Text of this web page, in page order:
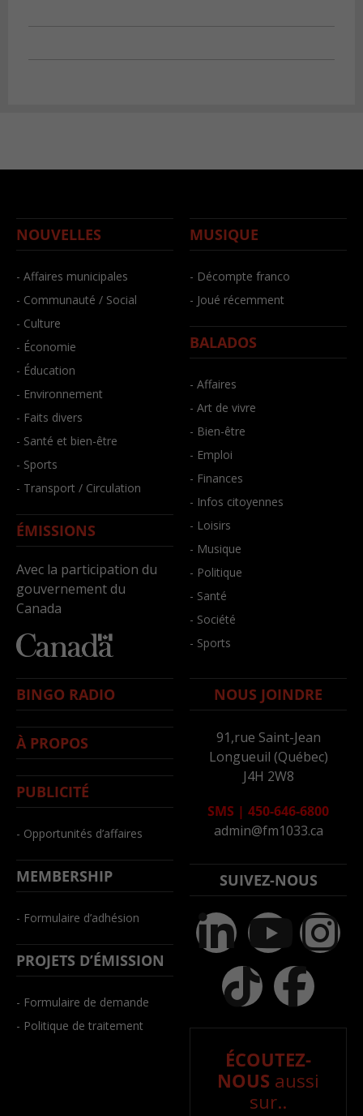
NOUVELLES
- Affaires municipales
- Communauté / Social
- Culture
- Économie
- Éducation
- Environnement
- Faits divers
- Santé et bien-être
- Sports
- Transport / Circulation
ÉMISSIONS
Avec la participation du
gouvernement du
Canada
MUSIQUE
- Décompte franco
- Joué récemment
BALADOS
- Affaires
- Art de vivre
- Bien-être
- Emploi
- Finances
- Infos citoyennes
- Loisirs
- Musique
- Politique
- Santé
- Société
- Sports
BINGO RADIO
À PROPOS
PUBLICITÉ
- Opportunités d’affaires
MEMBERSHIP
- Formulaire d’adhésion
PROJETS D’ÉMISSION
- Formulaire de demande
- Politique de traitement
NOUS JOINDRE
91,rue Saint-Jean
Longueuil (Québec)
J4H 2W8
SMS | 450-646-6800
admin@fm1033.ca
SUIVEZ-NOUS
ÉCOUTEZ-
NOUS aussi
sur..